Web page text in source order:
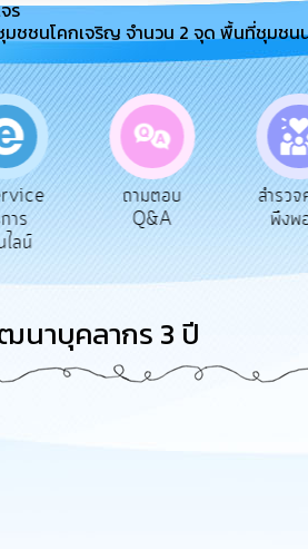
ร
มชชนโคกเจริญ จำนวน 2 จุด พื้นที่ชุมชน
าร
ลน์
ถามตอบ
Q&A
สำรว
พึงพ
าบุคลากร 3 ปี